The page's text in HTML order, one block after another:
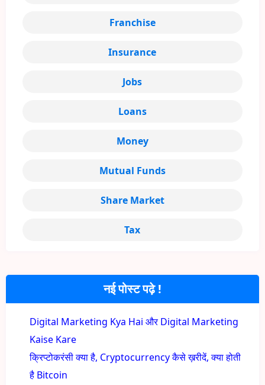
नई पोस्ट पढ़े !
Digital Marketing Kya Hai और Digital Marketing
Kaise Kare
क्रिप्टोकरंसी क्या है, Cryptocurrency कैसे ख़रीदें, क्या होती
है Bitcoin
Franchise
Insurance
Jobs
Loans
Money
Mutual Funds
Share Market
Tax